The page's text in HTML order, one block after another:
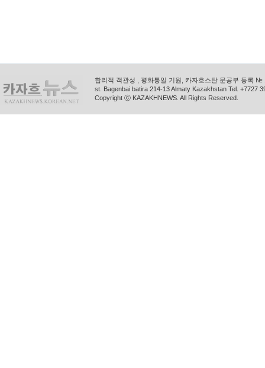
합리적 객관성 , 평화통일 기원, 카자흐스탄 문공부 등록
st. Bagenbai batira 214-13 Almaty Kazakhstan Tel. +7727
Copyright ⓒ KAZAKHNEWS. All Rights Reserved.